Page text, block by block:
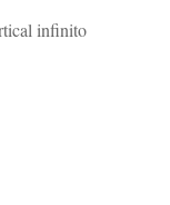
infinito